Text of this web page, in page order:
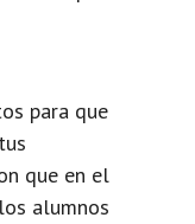
para que
que en el
alumnos